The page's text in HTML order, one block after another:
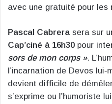
avec une gratuité pour les
Pascal Cabrera sera sur
Cap’ciné à 16h30pour
sors de mon corps ».
l’incarnation de Devos lui-
devient difficile de
s’exprime ou l’humoriste